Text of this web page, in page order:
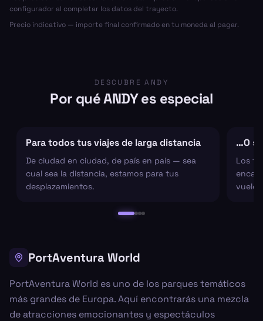
configurador al completar los datos del trayecto.
Precio indicativo — importe final confirmado en tu moneda al pagar.
DESCUBRE ANDY
Por qué ANDY es especial
Para todos tus viajes de larga distancia
De ciudad en ciudad, de país en país — sea
cual sea la distancia, estamos para tus
desplazamientos.
…O
Los
vuelo
PortAventura World
PortAventura World es uno de los parques temáticos
más grandes de Europa. Aquí encontrarás una mezcla
de atracciones emocionantes y espectáculos